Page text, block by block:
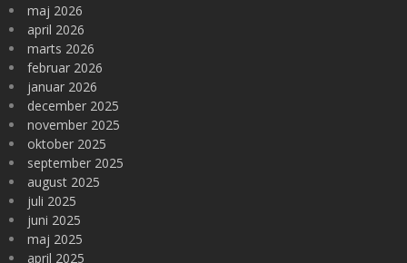
maj 2026
april 2026
marts 2026
februar 2026
januar 2026
december 2025
november 2025
oktober 2025
september 2025
august 2025
juli 2025
juni 2025
maj 2025
april 2025